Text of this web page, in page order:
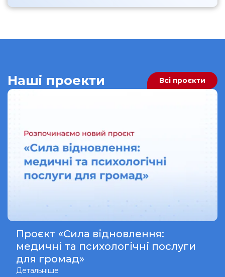
Наші проекти Всі проєкти
Проєкт «Сила відновлення:
медичні та психологічні послуги
для громад»
Детальніше